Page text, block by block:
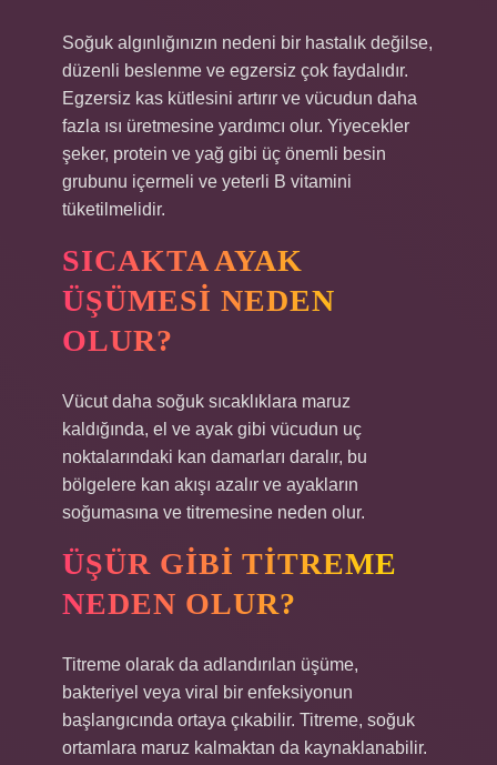
Soğuk algınlığınızın nedeni bir hastalık değilse,
düzenli beslenme ve egzersiz çok faydalıdır.
Egzersiz kas kütlesini artırır ve vücudun daha
fazla ısı üretmesine yardımcı olur. Yiyecekler
şeker, protein ve yağ gibi üç önemli besin
grubunu içermeli ve yeterli B vitamini
tüketilmelidir.
SICAKTA AYAK
ÜŞÜMESI NEDEN
OLUR?
Vücut daha soğuk sıcaklıklara maruz
kaldığında, el ve ayak gibi vücudun uç
noktalarındaki kan damarları daralır, bu
bölgelere kan akışı azalır ve ayakların
soğumasına ve titremesine neden olur.
ÜŞÜR GIBI TITREME
NEDEN OLUR?
Titreme olarak da adlandırılan üşüme,
bakteriyel veya viral bir enfeksiyonun
başlangıcında ortaya çıkabilir. Titreme, soğuk
ortamlara maruz kalmaktan da kaynaklanabilir.